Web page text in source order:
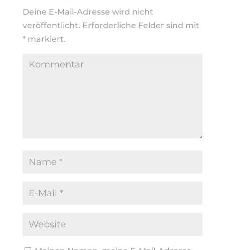
Deine E-Mail-Adresse wird nicht
veröffentlicht. Erforderliche Felder sind mit
*markiert.